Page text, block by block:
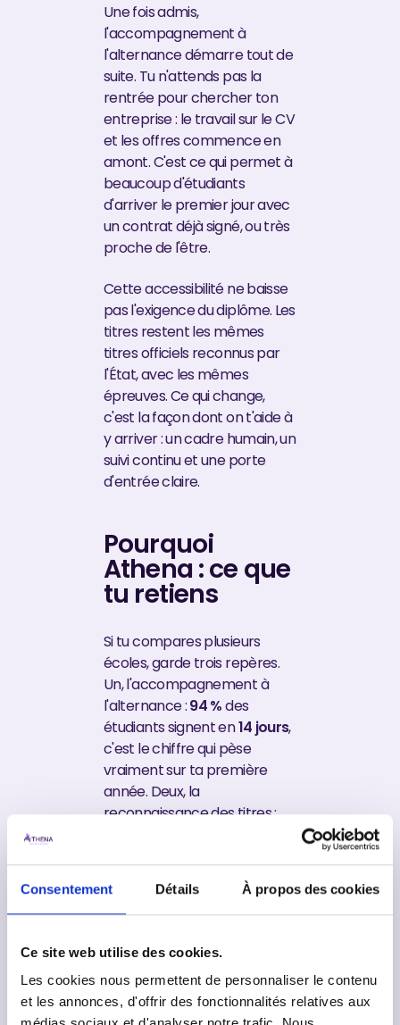
Consentement Détails À propos des cookies
Ce site web utilise des cookies.
Les cookies nous permettent de personnaliser le contenu
et les annonces, d'offrir des fonctionnalités relatives aux
Une fois admis,
l'accompagnement à
l'alternance démarre tout de
suite. Tu n'attends pas la
rentrée pour chercher ton
entreprise : le travail sur le CV
et les offres commence en
amont. C'est ce qui permet à
beaucoup d'étudiants
d'arriver le premier jour avec
un contrat déjà signé, ou très
proche de l'être.
Cette accessibilité ne baisse
pas l'exigence du diplôme. Les
titres restent les mêmes
titres officiels reconnus par
l'État, avec les mêmes
épreuves. Ce qui change,
c'est la façon dont on t'aide à
y arriver : un cadre humain, un
suivi continu et une porte
d'entrée claire.
Pourquoi
Athena : ce que
tu retiens
Si tu compares plusieurs
écoles, garde trois repères.
Un, l'accompagnement à
l'alternance :94 %des
étudiants signent en14 jours,
c'est le chiffre qui pèse
vraiment sur ta première
année. Deux, la
reconnaissance des titres :
au MBA. Trois, la cohérence
du parcours : tu peux aller du
Bac+2auBac+5dans la
réseau de1 500+entreprises.
Une école à taille humaine ne